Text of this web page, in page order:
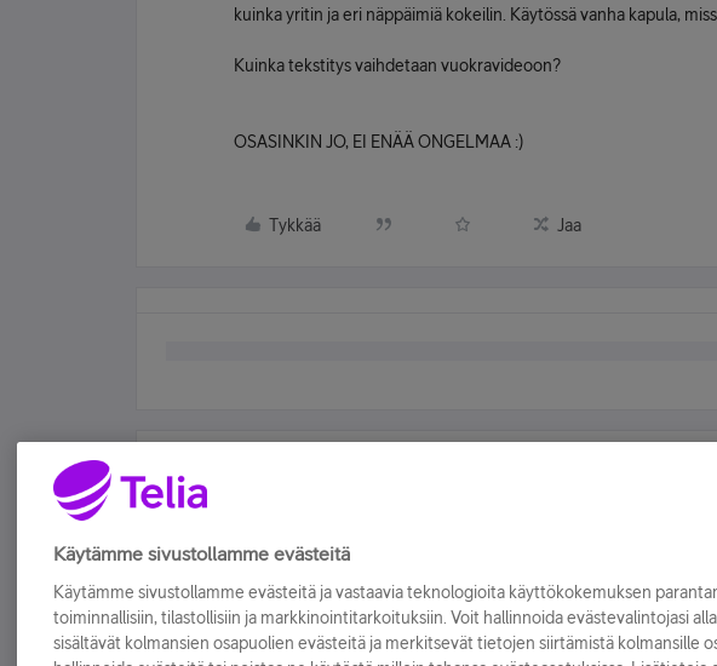
kuinka yritin ja eri näppäimiä kokeilin. Käytössä vanha kapula,
Kuinka tekstitys vaihdetaan vuokravideoon?
OSASINKIN JO, EI ENÄÄ ONGELMAA :)
Tykkää Jaa
Käytämme sivustollamme evästeitä
Käytämme sivustollamme evästeitä ja vastaavia teknologioita käyttökokemuksen
toiminnallisiin, tilastollisiin ja markkinointitarkoituksiin. Voit hallinnoida evästevalintojasi
sisältävät kolmansien osapuolien evästeitä ja merkitsevät tietojen siirtämistä kolmansille